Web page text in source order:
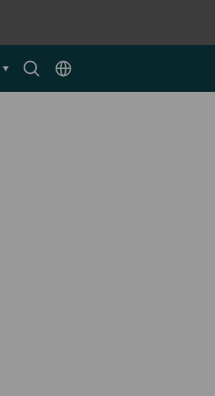
SearchChoose